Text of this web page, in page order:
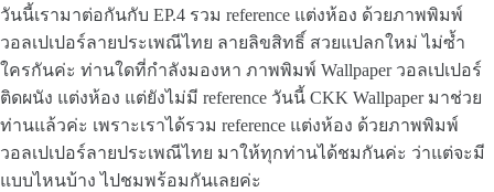
วันนี้เรามาต่อกันกับ EP.4 รวม reference แต่งห้อง ด้วยภาพพิมพ์
วอลเปเปอร์ลายประเพณีไทย ลายลิขสิทธิ์ สวยแปลกใหม่ ไม่ซ้ำ
ใครกันค่ะ ท่านใดที่กำลังมองหา ภาพพิมพ์ Wallpaper วอลเปเปอร์
ติดผนัง แต่งห้อง แต่ยังไม่มี reference วันนี้ CKK Wallpaper มาช่วย
ท่านแล้วค่ะ เพราะเราได้รวม reference แต่งห้อง ด้วยภาพพิมพ์
วอลเปเปอร์ลายประเพณีไทย มาให้ทุกท่านได้ชมกันค่ะ ว่าแต่จะมี
แบบไหนบ้าง ไปชมพร้อมกันเลยค่ะ